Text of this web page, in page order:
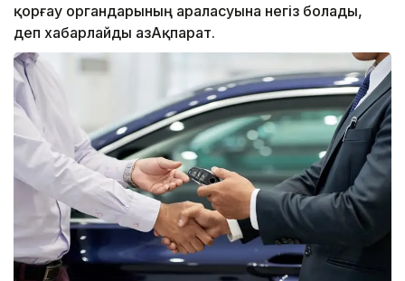
қорғау органдарының араласуына негіз болады,
деп хабарлайды ҚазАқпарат.